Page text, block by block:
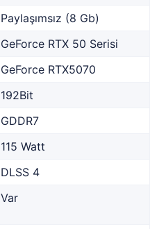
Paylaşımsız (8 Gb)
GeForce RTX 50 Serisi
GeForce RTX5070
192Bit
GDDR7
115 Watt
DLSS 4
Var